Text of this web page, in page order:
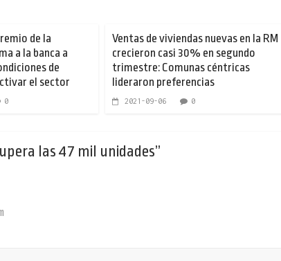
de la
a la banca a
de
el sector
0
Ventas de viviendas nuevas en la RM
crecieron casi 30% en segundo
trimestre: Comunas céntricas
lideraron preferencias
2021-09-06 0
las 47 mil unidades”